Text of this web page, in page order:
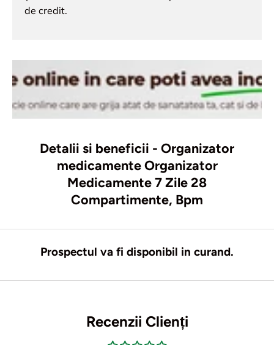
de credit.
Detalii si beneficii - Organizator
medicamente Organizator
Medicamente 7 Zile 28
Compartimente, Bpm
Prospectul va fi disponibil in curand.
Recenzii Clienți